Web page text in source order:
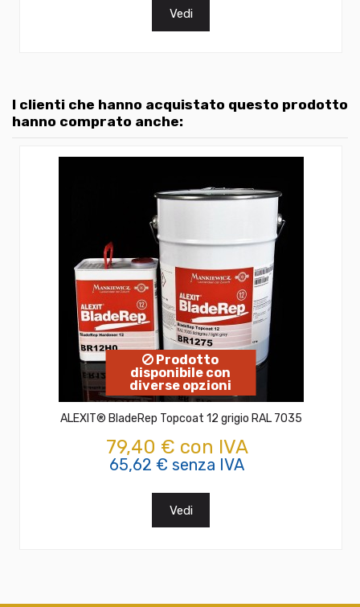
Vedi
I clienti che hanno acquistato questo prodotto
hanno comprato anche:
Prodotto
disponibile con
diverse opzioni
ALEXIT® BladeRep Topcoat 12 grigio RAL 7035
79,40 € con IVA
65,62 € senza IVA
Vedi